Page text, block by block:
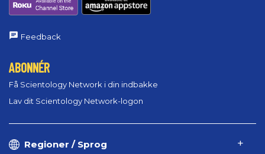
Feedback
ABONNÉR
Få Scientology Network i din indbakke
Lav dit Scientology Network-logon
Regioner / Sprog